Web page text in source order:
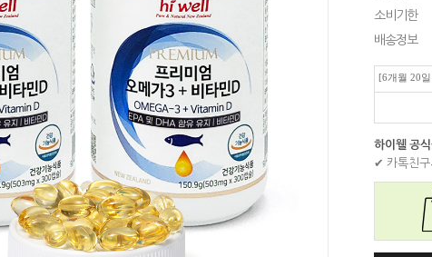
소비기한
배송정보
[6개월 20
하이웰 공
✔ 카톡친